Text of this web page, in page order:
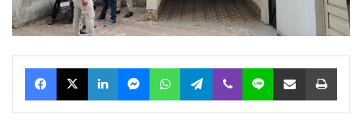
Facebook
X LinkedInMessengerWhatsAppTelegram
Viber Line Share via Email Print